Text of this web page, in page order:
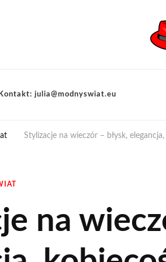
Kontakt: julia@modnyswiat.eu
Stylizacje na wieczór – błysk,
na